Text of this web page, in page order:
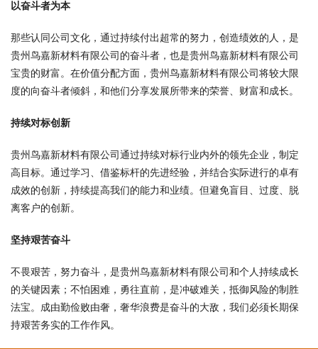
以奋斗者为本
那些认同公司文化，通过持续付出超常的努力，创造绩效的人，是
贵州鸟嘉新材料有限公司的奋斗者，也是贵州鸟嘉新材料有限公司
宝贵的财富。在价值分配方面，贵州鸟嘉新材料有限公司将较大限
度的向奋斗者倾斜，和他们分享发展所带来的荣誉、财富和成长。
持续对标创新
贵州鸟嘉新材料有限公司通过持续对标行业内外的领先企业，制定
高目标。通过学习、借鉴标杆的先进经验，并结合实际进行的卓有
成效的创新，持续提高我们的能力和业绩。但避免盲目、过度、脱
离客户的创新。
坚持艰苦奋斗
不畏艰苦，努力奋斗，是贵州鸟嘉新材料有限公司和个人持续成长
的关键因素；不怕困难，勇往直前，是冲破难关，抵御风险的制胜
法宝。成由勤俭败由奢，奢华浪费是奋斗的大敌，我们必须长期保
持艰苦务实的工作作风。